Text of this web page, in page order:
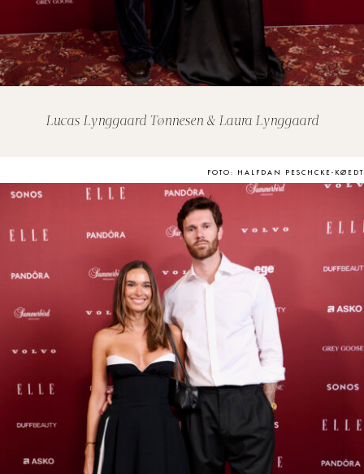
Lucas Lynggaard Tønnesen & Laura Lynggaard
FOTO: HALFDAN PESCHCKE-KØEDT